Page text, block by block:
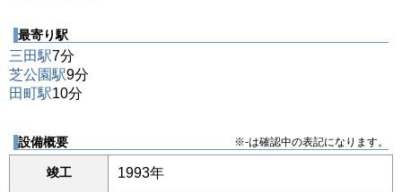
最寄り駅
三田駅7分
芝公園駅9分
田町駅10分
設備概要 ※-は確認中の表記になります。
竣工 1993年